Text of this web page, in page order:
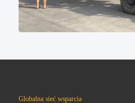
Globalna sieć wsparcia